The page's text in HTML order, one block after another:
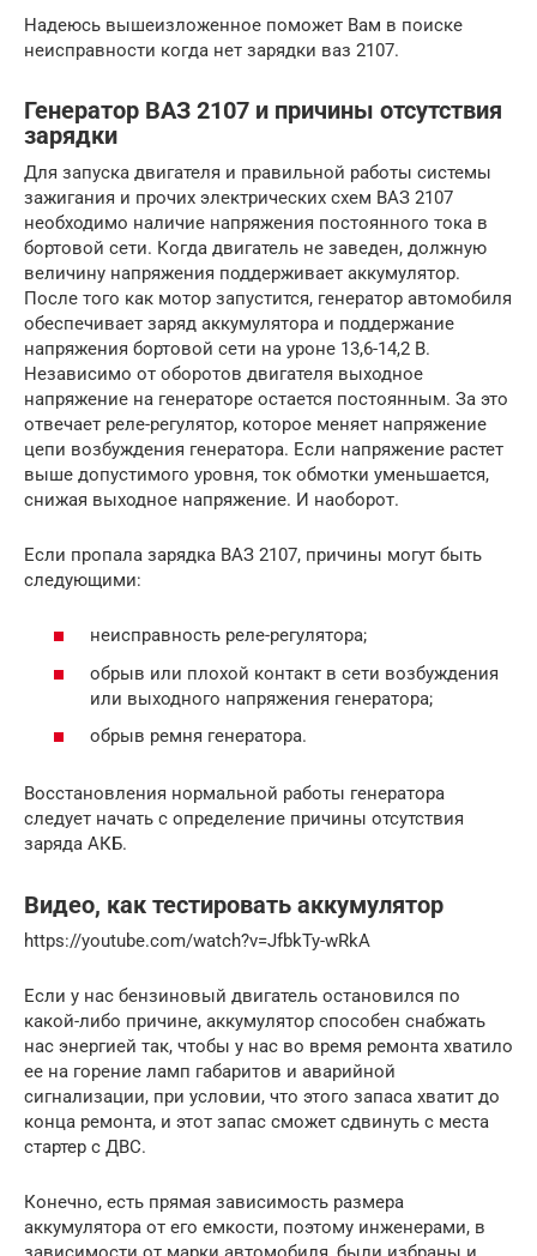
Надеюсь вышеизложенное поможет Вам в поиске
неисправности когда нет зарядки ваз 2107.
Генератор ВАЗ 2107 и причины отсутствия
зарядки
Для запуска двигателя и правильной работы системы
зажигания и прочих электрических схем ВАЗ 2107
необходимо наличие напряжения постоянного тока в
бортовой сети. Когда двигатель не заведен, должную
величину напряжения поддерживает аккумулятор.
После того как мотор запустится, генератор автомобиля
обеспечивает заряд аккумулятора и поддержание
напряжения бортовой сети на уроне 13,6-14,2 В.
Независимо от оборотов двигателя выходное
напряжение на генераторе остается постоянным. За это
отвечает реле-регулятор, которое меняет напряжение
цепи возбуждения генератора. Если напряжение растет
выше допустимого уровня, ток обмотки уменьшается,
снижая выходное напряжение. И наоборот.
Если пропала зарядка ВАЗ 2107, причины могут быть
следующими:
неисправность реле-регулятора;
обрыв или плохой контакт в сети возбуждения
или выходного напряжения генератора;
обрыв ремня генератора.
Восстановления нормальной работы генератора
следует начать с определение причины отсутствия
заряда АКБ.
Видео, как тестировать аккумулятор
https://youtube.com/watch?v=JfbkTy-wRkA
Если у нас бензиновый двигатель остановился по
какой-либо причине, аккумулятор способен снабжать
нас энергией так, чтобы у нас во время ремонта хватило
ее на горение ламп габаритов и аварийной
сигнализации, при условии, что этого запаса хватит до
конца ремонта, и этот запас сможет сдвинуть с места
стартер с ДВС.
Конечно, есть прямая зависимость размера
аккумулятора от его емкости, поэтому инженерами, в